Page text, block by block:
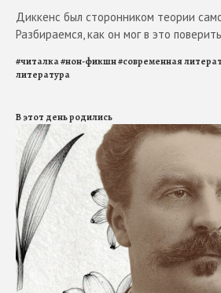
Диккенс был сторонником теории
Разбираемся, как он мог в это поверить
#читалка#нон-фикшн#современная
литература
В этот день родились